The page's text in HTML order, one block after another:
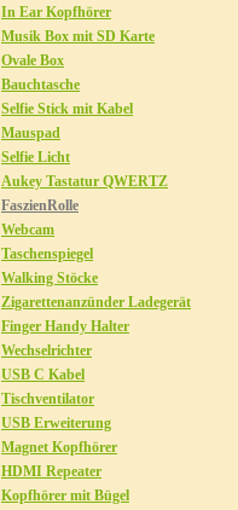
In Ear Kopfhörer
Musik Box mit SD Karte
Ovale Box
Bauchtasche
Selfie Stick mit Kabel
Mauspad
Selfie Licht
Aukey Tastatur QWERTZ
FaszienRolle
Webcam
Taschenspiegel
Walking Stöcke
Zigarettenanzünder Ladegerät
Finger Handy Halter
Wechselrichter
USB C Kabel
Tischventilator
USB Erweiterung
Magnet Kopfhörer
HDMI Repeater
Kopfhörer mit Bügel